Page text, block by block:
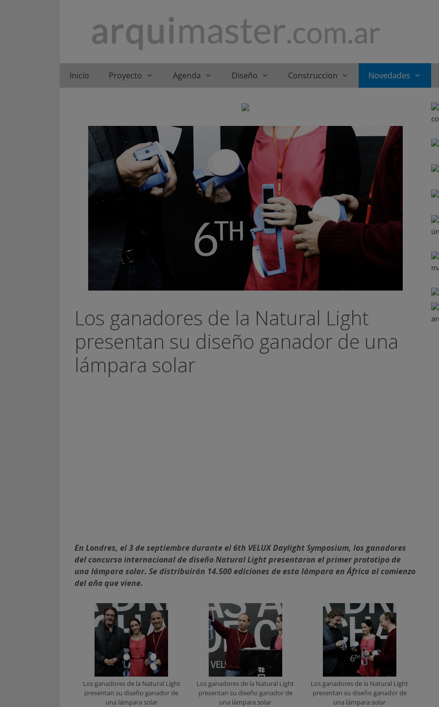
Inicio Proyecto Agenda Diseño Construccion Novedades
Los ganadores de la Natural Light
presentan su diseño ganador de una
lámpara solar
En Londres, el 3 de septiembre durante el 6th VELUX Daylight Symposium, los ganadores
del concurso internacional de diseño Natural Light presentaron el primer prototipo de
una lámpara solar. Se distribuirán 14.500 ediciones de esta lámpara en África al comienzo
del año que viene.
Los ganadores de la Natural Light
presentan su diseño ganador de
una lámpara solar
Los ganadores de la Natural Light
presentan su diseño ganador de
una lámpara solar
Los ganadores de la Natural Light
presentan su diseño ganador de
una lámpara solar